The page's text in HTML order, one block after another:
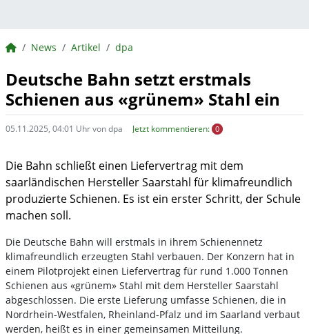
BörsenNEWS.de
News Artikel dpa
Deutsche Bahn setzt erstmals
Schienen aus «grünem» Stahl ein
05.11.2025, 04:01 Uhr von dpa Jetzt kommentieren: 0
Die Bahn schließt einen Liefervertrag mit dem
saarländischen Hersteller Saarstahl für klimafreundlich
produzierte Schienen. Es ist ein erster Schritt, der Schule
machen soll.
Die Deutsche Bahn will erstmals in ihrem Schienennetz
klimafreundlich erzeugten Stahl verbauen. Der Konzern hat in
einem Pilotprojekt einen Liefervertrag für rund 1.000 Tonnen
Schienen aus «grünem» Stahl mit dem Hersteller Saarstahl
abgeschlossen. Die erste Lieferung umfasse Schienen, die in
Nordrhein-Westfalen, Rheinland-Pfalz und im Saarland verbaut
werden, heißt es in einer gemeinsamen Mitteilung.